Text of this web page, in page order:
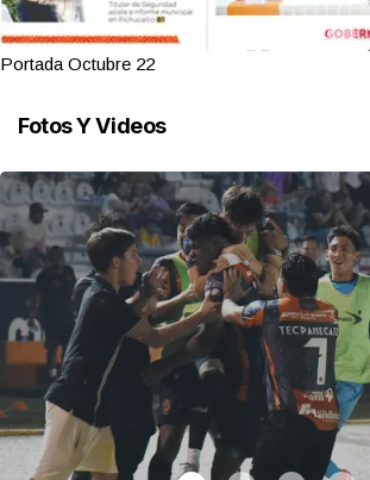
Portada Octubre 22
Fotos Y Videos